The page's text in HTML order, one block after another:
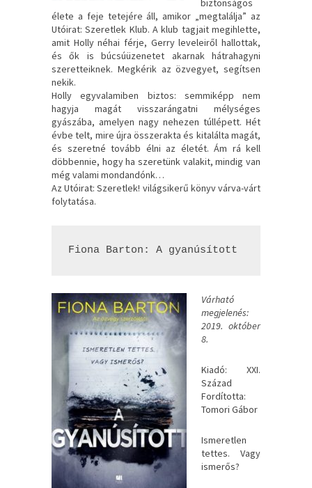
élete a feje tetejére áll, amikor „megtalálja” az
Utóirat: Szeretlek Klub. A klub tagjait megihlette,
amit Holly néhai férje, Gerry leveleiről hallottak,
és ők is búcsúüzenetet akarnak hátrahagyni
szeretteiknek. Megkérik az özvegyet, segítsen
nekik.
Holly egyvalamiben biztos: semmiképp nem
hagyja magát visszarángatni mélységes
gyászába, amelyen nagy nehezen túllépett. Hét
évbe telt, mire újra összerakta és kitalálta magát,
és szeretné tovább élni az életét. Ám rá kell
döbbennie, hogy ha szeretünk valakit, mindig van
még valami mondandónk…
Az Utóirat: Szeretlek! világsikerű könyv várva-várt
folytatása.
Fiona Barton: A gyanúsított
Várható
megjelenés:
2019. október
8.
Kiadó: XXI.
Század
Fordította:
Tomori Gábor
Ismeretlen
tettes. Vagy
ismerős?